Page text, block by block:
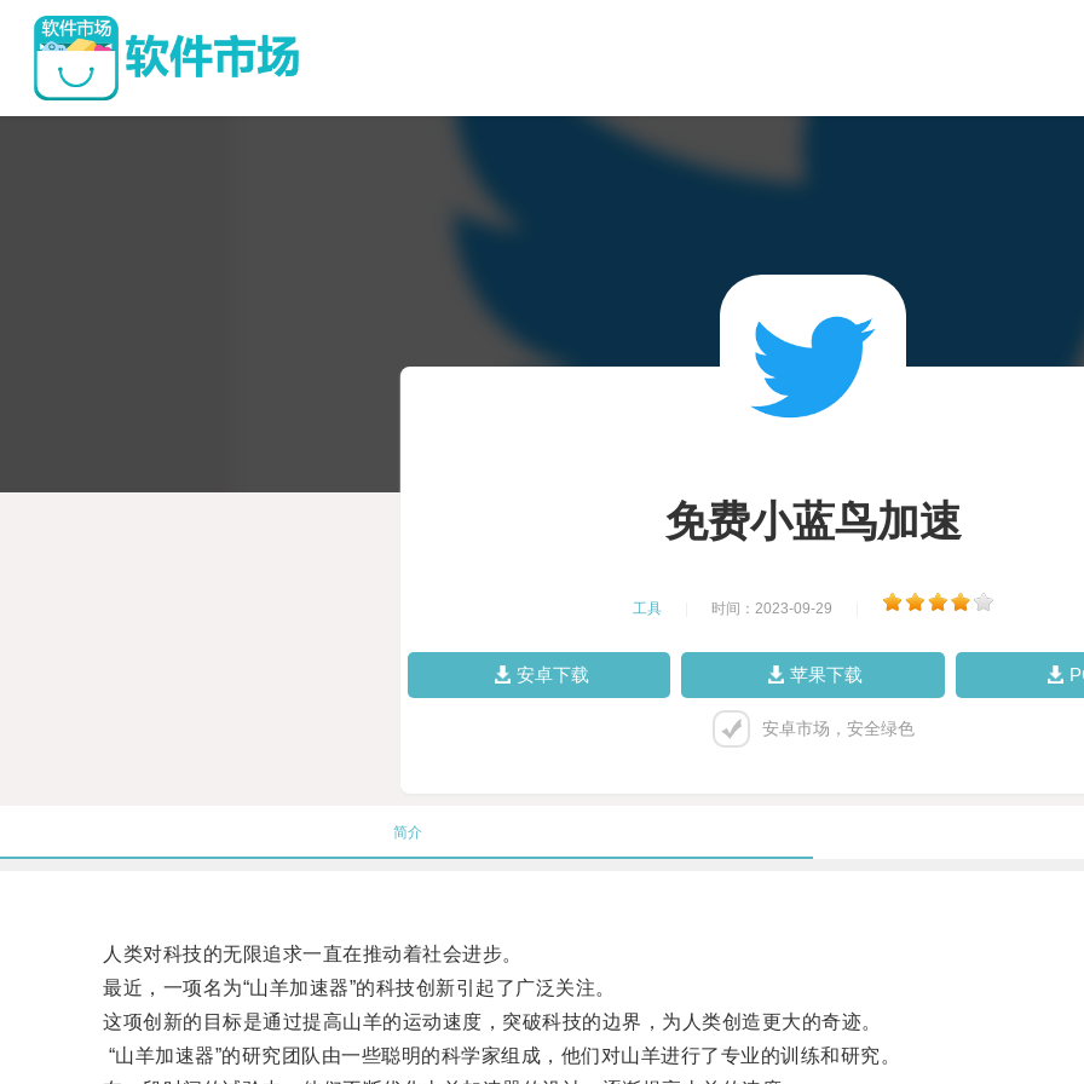
免费小蓝鸟加速
工具 时间：2023-09-29
安卓下载 苹果下载
安卓市场，安全绿色
简介
人类对科技的无限追求一直在推动着社会进步。
最近，一项名为“山羊加速器”的科技创新引起了广泛关注。
这项创新的目标是通过提高山羊的运动速度，突破科技的边界，为人类创造更大的奇迹。
“山羊加速器”的研究团队由一些聪明的科学家组成，他们对山羊进行了专业的训练和研究。